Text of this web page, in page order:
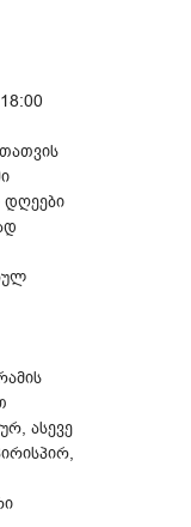
დღეები
ასევე